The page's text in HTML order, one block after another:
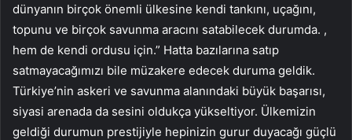
dünyanın birçok önemli ülkesine kendi tankını, uçağını,
topunu ve birçok savunma aracını satabilecek durumda. ,
hem de kendi ordusu için.” Hatta bazılarına satıp
satmayacağımızı bile müzakere edecek duruma geldik.
Türkiye’nin askeri ve savunma alanındaki büyük başarısı,
siyasi arenada da sesini oldukça yükseltiyor. Ülkemizin
geldiği durumun prestijiyle hepinizin gurur duyacağı güçlü